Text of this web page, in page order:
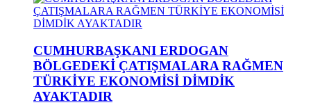
CUMHURBAŞKANI ERDOGAN
BÖLGEDEKİ ÇATIŞMALARA RAĞMEN
TÜRKİYE EKONOMİSİ DİMDİK
AYAKTADIR